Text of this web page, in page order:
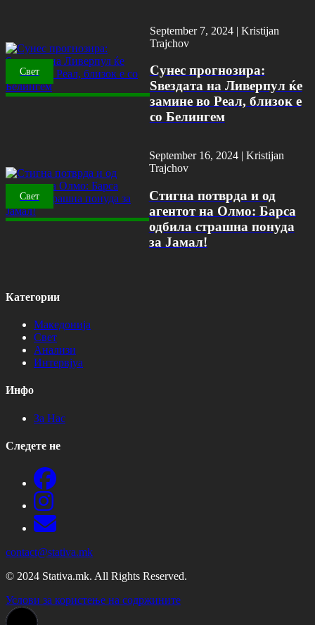
Свет
September 7, 2024 | Kristijan
Trajchov
Сунес прогнозира:
Ѕвездата на Ливерпул ќе
замине во Реал, близок е
со Белингем
Свет
September 16, 2024 | Kristijan
Trajchov
Стигна потврда и од
агентот на Олмо: Барса
одбила страшна понуда
за Јамал!
Категории
Македонија
Свет
Анализи
Интервјуа
Инфо
За Нас
Следете не
contact@stativa.mk
© 2024 Stativa.mk. All Rights Reserved.
Услови за користење на содржините